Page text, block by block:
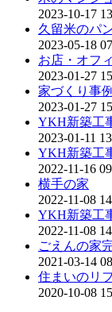
2023-10-17
久留米のパ
2023-05-18
お店・オフ
2023-01-27
家づくり事
2023-01-27
YKH新築工
2023-01-11
YKH新築工
2022-11-16
横手の家
2022-11-08
YKH新築工
2022-11-08
ごえんの家
2021-03-14
住まいのリ
2020-10-08